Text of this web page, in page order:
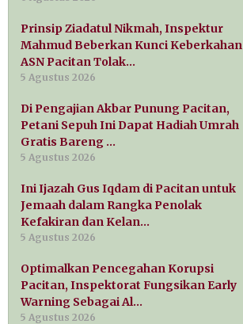
Prinsip Ziadatul Nikmah, Inspektur
Mahmud Beberkan Kunci Keberkahan
ASN Pacitan Tolak…
5 Agustus 2026
Di Pengajian Akbar Punung Pacitan,
Petani Sepuh Ini Dapat Hadiah Umrah
Gratis Bareng …
5 Agustus 2026
Ini Ijazah Gus Iqdam di Pacitan untuk
Jemaah dalam Rangka Penolak
Kefakiran dan Kelan…
5 Agustus 2026
Optimalkan Pencegahan Korupsi
Pacitan, Inspektorat Fungsikan Early
Warning Sebagai Al…
5 Agustus 2026